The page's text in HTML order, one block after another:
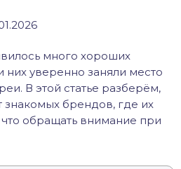
много хороших
уверенно заняли место
В этой статье разберём,
знакомых брендов, где их
обращать внимание при